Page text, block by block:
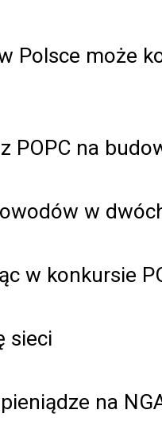
Polsce może
POPC na
w
w konkursie
sieci
na